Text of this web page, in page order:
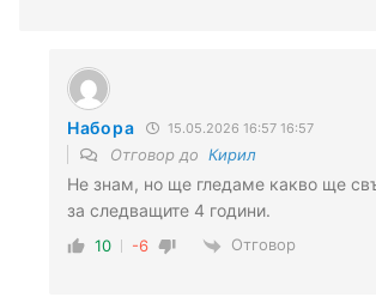
Набора 15.05.2026 16:57 16:57
Отговор до Кирил
Не знам, но ще гледаме какво ще
за следващите 4 години.
10 -6 Отговор